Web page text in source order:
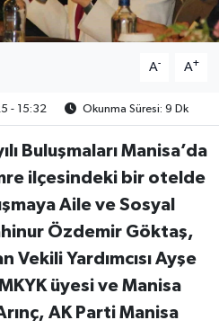
A- A+
- 15:32 Okunma Süresi: 9 Dk
Buluşmaları Manisa’da
ilçesindeki bir otelde
Aile ve Sosyal
Özdemir Göktaş,
Vekili Yardımcısı Ayşe
üyesi ve Manisa
AK Parti Manisa